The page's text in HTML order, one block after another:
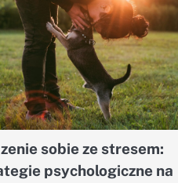
sobie ze stresem:
psychologiczne na